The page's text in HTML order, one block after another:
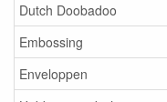
Dutch Doobadoo
Embossing
Enveloppen